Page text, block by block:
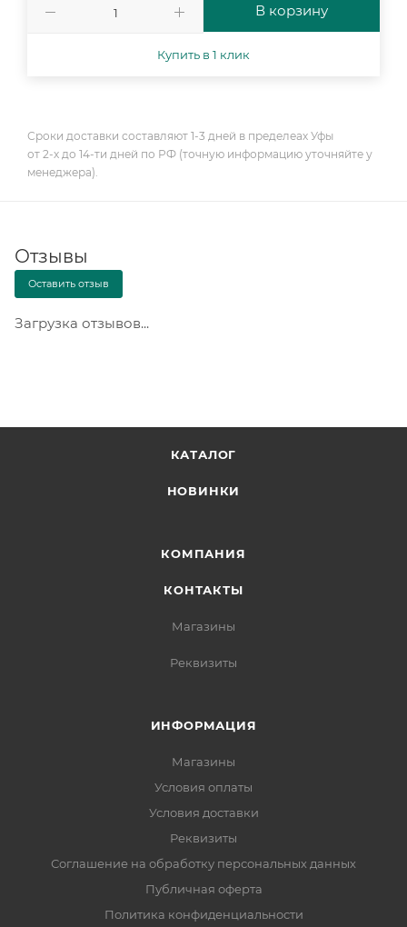
В корзину
Купить в 1 клик
Сроки доставки составляют 1-3 дней в пределеах Уфы
от 2-х до 14-ти дней по РФ (точную информацию уточняйте у
менеджера).
Отзывы
Оставить отзыв
Загрузка отзывов...
КАТАЛОГ
НОВИНКИ
КОМПАНИЯ
КОНТАКТЫ
Магазины
Реквизиты
ИНФОРМАЦИЯ
Магазины
Условия оплаты
Условия доставки
Реквизиты
Соглашение на обработку персональных данных
Публичная оферта
Политика конфиденциальности